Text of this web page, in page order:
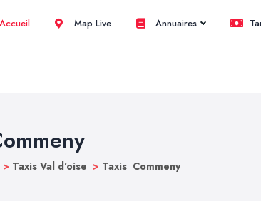
Accueil Map Live Annuaires
> Taxis Val d'oise > Taxis Commeny